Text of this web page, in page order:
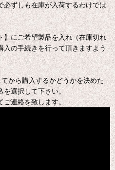
ずしも在庫が入荷するわけでは
にご希望製品を入れ（在庫切れ
入の手続きを行って頂きますよう
します。
から購入するかどうかを決めた
を選択して下さい。
ご連絡を致します。